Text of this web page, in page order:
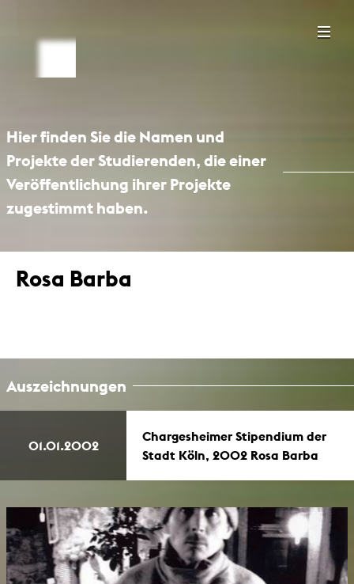
Hier finden Sie die Namen und
Projekte der Studierenden, die einer
Veröffentlichung ihrer Projekte
zugestimmt haben.
Rosa Barba
Auszeichnungen
01.01.2002
Chargesheimer Stipendium der
Stadt Köln, 2002 Rosa Barba